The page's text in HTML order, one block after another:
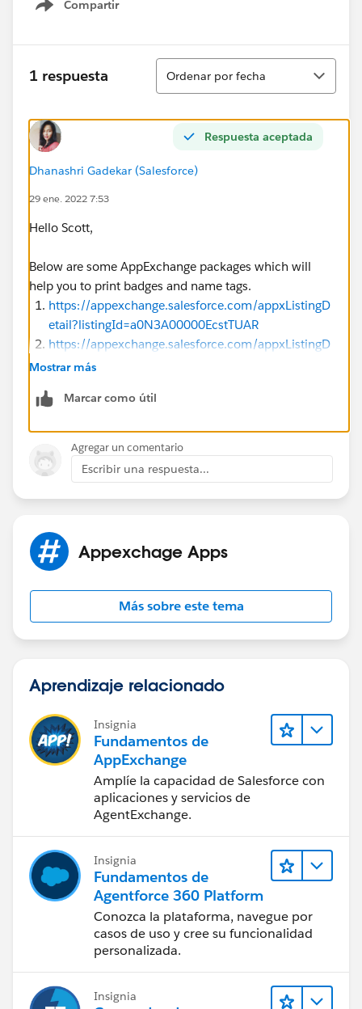
Compartir
Show menu
1 respuesta
Ordenar
Ordenar por fecha
Respuesta aceptada
Dhanashri Gadekar (Salesforce)
29 ene. 2022 7:53
Hello Scott,
Below are some AppExchange packages which will
help you to print badges and name tags.
https://appexchange.salesforce.com/appxListingD
etail?listingId=a0N3A00000EcstTUAR
https://appexchange.salesforce.com/appxListingD
etail?listingId=a0N3000000B3ktQEAR
etail?listingId=a0N3A00000FHBS5UAP
P.S. All of them are top-rated and paid ones. Few of
them provide discounts for Nonprofit organizations.
First, install in Sandbox, perform testing then move it
to production as the best practices to follow. Hope this
helps.
feel free to mark this as the best answer to make it
useful for others. Thank you.
Mostrar más
Marcar como útil
Agregar un comentario
Escribir una respuesta...
Appexchage Apps
Más sobre este tema
Aprendizaje relacionado
Insignia
Fundamentos de
AppExchange
Amplíe la capacidad de Salesforce con
aplicaciones y servicios de
AgentExchange.
Insignia
Fundamentos de
Agentforce 360 Platform
Conozca la plataforma, navegue por
casos de uso y cree su funcionalidad
personalizada.
Insignia